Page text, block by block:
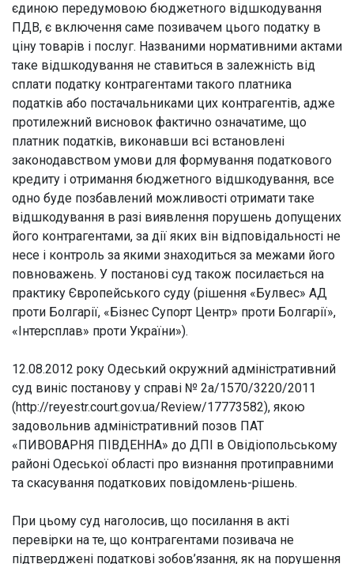
єдиною передумовою бюджетного відшкодування
ПДВ, є включення саме позивачем цього податку в
ціну товарів і послуг. Названими нормативними актами
таке відшкодування не ставиться в залежність від
сплати податку контрагентами такого платника
податків або постачальниками цих контрагентів, адже
протилежний висновок фактично означатиме, що
платник податків, виконавши всі встановлені
законодавством умови для формування податкового
кредиту і отримання бюджетного відшкодування, все
одно буде позбавлений можливості отримати таке
відшкодування в разі виявлення порушень допущених
його контрагентами, за дії яких він відповідальності не
несе і контроль за якими знаходиться за межами його
повноважень. У постанові суд також посилається на
практику Європейського суду (рішення «Булвес» АД
проти Болгарії, «Бізнес Супорт Центр» проти Болгарії»,
«Інтерсплав» проти України»).
12.08.2012 року Одеський окружний адміністративний
суд виніс постанову у справі № 2а/1570/3220/2011
(http://reyestr.court.gov.ua/Review/17773582), якою
задовольнив адміністративний позов ПАТ
«ПИВОВАРНЯ ПІВДЕННА» до ДПІ в Овідіопольському
районі Одеської області про визнання протиправними
та скасування податкових повідомлень-рішень.
При цьому суд наголосив, що посилання в акті
перевірки на те, що контрагентами позивача не
підтверджені податкові зобов’язання, як на порушення